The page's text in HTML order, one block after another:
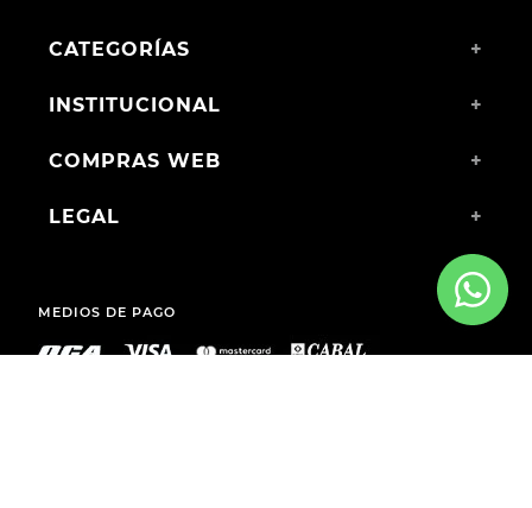
CATEGORÍAS +
INSTITUCIONAL +
COMPRAS WEB +
LEGAL +
MEDIOS DE PAGO